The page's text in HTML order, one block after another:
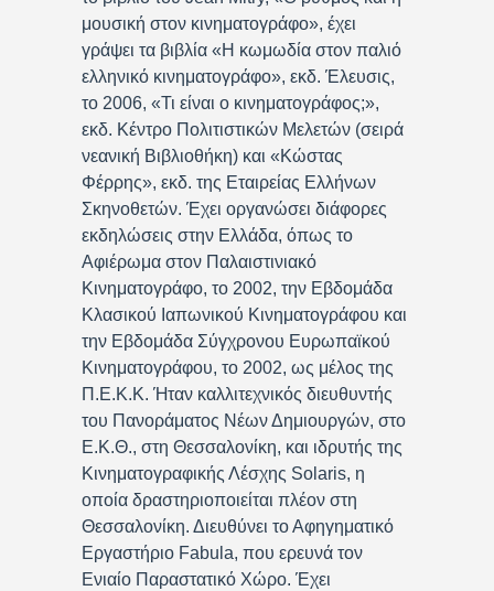
μουσική στον κινηματογράφο», έχει
γράψει τα βιβλία «Η κωμωδία στον παλιό
ελληνικό κινηματογράφο», εκδ. Έλευσις,
το 2006, «Τι είναι ο κινηματογράφος;»,
εκδ. Κέντρο Πολιτιστικών Μελετών (σειρά
νεανική Βιβλιοθήκη) και «Κώστας
Φέρρης», εκδ. της Εταιρείας Ελλήνων
Σκηνοθετών. Έχει οργανώσει διάφορες
εκδηλώσεις στην Ελλάδα, όπως το
Αφιέρωμα στον Παλαιστινιακό
Κινηματογράφο, το 2002, την Εβδομάδα
Κλασικού Ιαπωνικού Κινηματογράφου και
την Εβδομάδα Σύγχρονου Ευρωπαϊκού
Κινηματογράφου, το 2002, ως μέλος της
Π.Ε.Κ.Κ. Ήταν καλλιτεχνικός διευθυντής
του Πανοράματος Νέων Δημιουργών, στο
Ε.Κ.Θ., στη Θεσσαλονίκη, και ιδρυτής της
Κινηματογραφικής Λέσχης Solaris, η
οποία δραστηριοποιείται πλέον στη
Θεσσαλονίκη. Διευθύνει το Αφηγηματικό
Εργαστήριο Fabula, που ερευνά τον
Ενιαίο Παραστατικό Χώρο. Έχει